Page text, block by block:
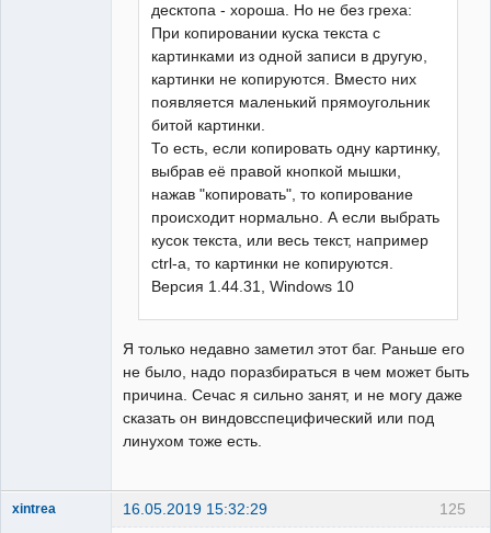
десктопа - хороша. Но не без греха:
При копировании куска текста с
картинками из одной записи в другую,
картинки не копируются. Вместо них
появляется маленький прямоугольник
битой картинки.
То есть, если копировать одну картинку,
выбрав её правой кнопкой мышки,
нажав "копировать", то копирование
происходит нормально. А если выбрать
кусок текста, или весь текст, например
ctrl-a, то картинки не копируются.
Версия 1.44.31, Windows 10
Я только недавно заметил этот баг. Раньше его
не было, надо поразбираться в чем может быть
причина. Сечас я сильно занят, и не могу даже
сказать он виндовсспецифический или под
линухом тоже есть.
125
xintrea 16.05.2019 15:32:29